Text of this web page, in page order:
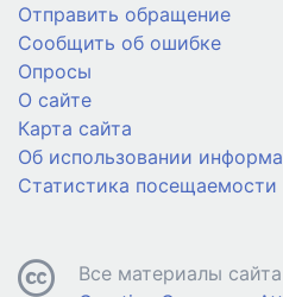
Отправить обращение
Сообщить об ошибке
Опросы
О сайте
Карта сайта
Об использовании
Статистика посещаемости
Все материалы